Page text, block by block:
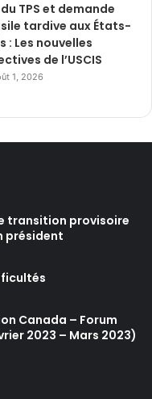
du TPS et demande
tardive aux États-
: Les nouvelles
de l’USCIS
1, 2026
transition provisoire
président
Canada – Forum
2023 – Mars 2023)